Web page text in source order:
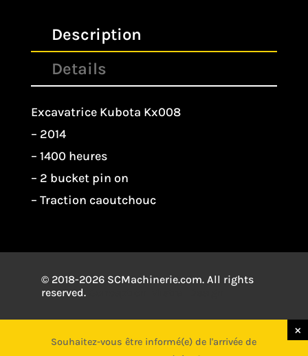
Description
Details
Excavatrice Kubota Kx008
– 2014
– 1400 heures
– 2 bucket pin on
– Traction caoutchouc
© 2018-2026 SCMachinerie.com. All rights
reserved.
Souhaitez-vous être informé(e) de l'arrivée de
×
Souhaitez-vous être informé(e) de l'arrivée de
×